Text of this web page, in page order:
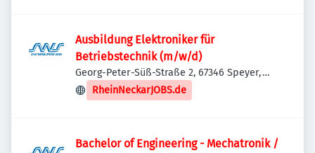
Ausbildung Elektroniker für
Betriebstechnik (m/w/d)
Georg-Peter-Süß-Straße 2, 67346 Speyer,
Deutschland
RheinNeckarJOBS.de
Bachelor of Engineering - Mechatronik /